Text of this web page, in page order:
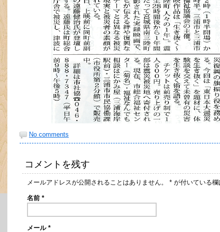
No comments
コメントを残す
メールアドレスが公開されることはありません。 * が付いている
名前 *
メール *